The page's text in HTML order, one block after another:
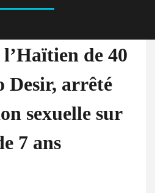
de 40
Desir, arrêté
sexuelle sur
7 ans